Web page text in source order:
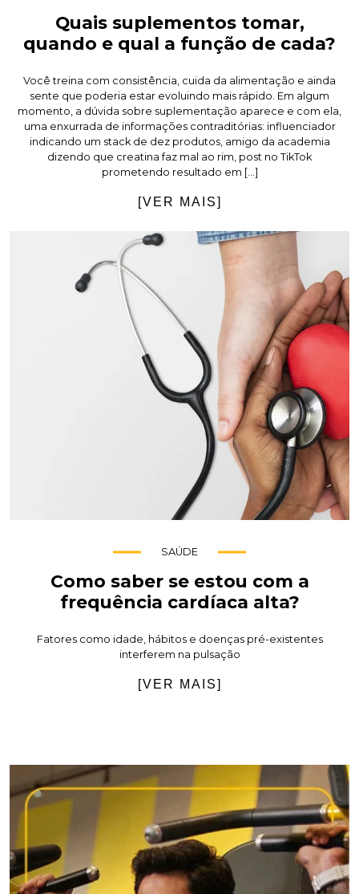
Quais suplementos tomar,
quando e qual a função de cada?
Você treina com consistência, cuida da alimentação e ainda
sente que poderia estar evoluindo mais rápido. Em algum
momento, a dúvida sobre suplementação aparece e com ela,
uma enxurrada de informações contraditórias: influenciador
indicando um stack de dez produtos, amigo da academia
dizendo que creatina faz mal ao rim, post no TikTok
prometendo resultado em […]
[VER MAIS]
SAÚDE
Como saber se estou com a
frequência cardíaca alta?
Fatores como idade, hábitos e doenças pré-existentes
interferem na pulsação
[VER MAIS]